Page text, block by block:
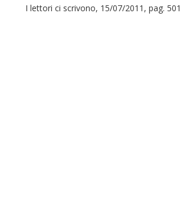
I lettori ci scrivono, 15/07/2011, pag. 501